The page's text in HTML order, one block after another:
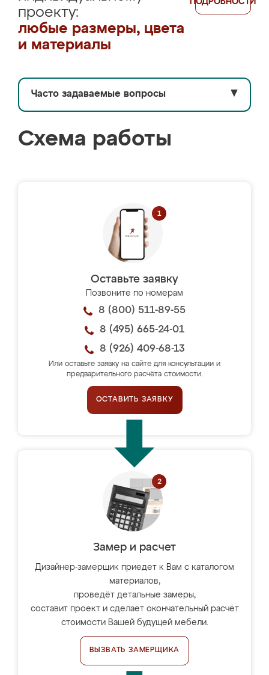
проекту:
любые размеры, цвета
и материалы
ПОДРОБНОСТИ
Часто задаваемые вопросы ▼
Схема работы
Оставьте заявку
Позвоните по номерам
8 (800) 511-89-55
8 (495) 665-24-01
8 (926) 409-68-13
Или оставьте заявку на сайте для консультации и
предварительного расчёта стоимости.
ОСТАВИТЬ ЗАЯВКУ
Замер и расчет
Дизайнер-замерщик приедет к Вам с каталогом
материалов,
проведёт детальные замеры,
составит проект и сделает окончательный расчёт
стоимости Вашей будущей мебели.
ВЫЗВАТЬ ЗАМЕРЩИКА